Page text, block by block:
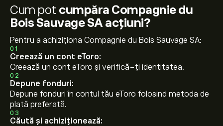
Cum pot cumpăra Compagnie du
Bois Sauvage SA acțiuni?
Pentru a achiziționa Compagnie du Bois Sauvage SA:
01
Creează un cont eToro:
Creează un cont eToro și verifică-ți identitatea.
02
Depune fonduri:
Depune fonduri în contul tău eToro folosind metoda de
plată preferată.
03
Căută și achiziționează: